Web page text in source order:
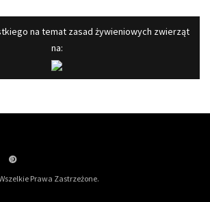
na temat zasad żywieniowych zwierząt
na:
Prawa Zastrzeżone.